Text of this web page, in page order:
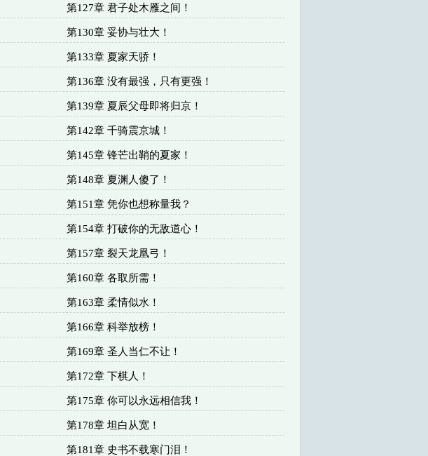
第127章 君子处木雁之间！
第130章 妥协与壮大！
第133章 夏家天骄！
第136章 没有最强，只有更强！
第139章 夏辰父母即将归京！
第142章 千骑震京城！
第145章 锋芒出鞘的夏家！
第148章 夏渊人傻了！
第151章 凭你也想称量我？
第154章 打破你的无敌道心！
第157章 裂天龙凰弓！
第160章 各取所需！
第163章 柔情似水！
第166章 科举放榜！
第169章 圣人当仁不让！
第172章 下棋人！
第175章 你可以永远相信我！
第178章 坦白从宽！
第181章 史书不载寒门泪！